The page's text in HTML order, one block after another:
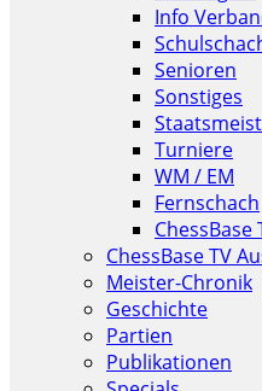
Info
Senioren
Sonstiges
Turniere
WM / EM
Fernschach
ChessBase
ChessBase TV
Meister-Chronik
Geschichte
Partien
Publikationen